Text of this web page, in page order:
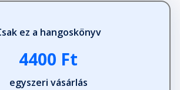
ez a hangoskönyv
4400 Ft
egyszeri vásárlás